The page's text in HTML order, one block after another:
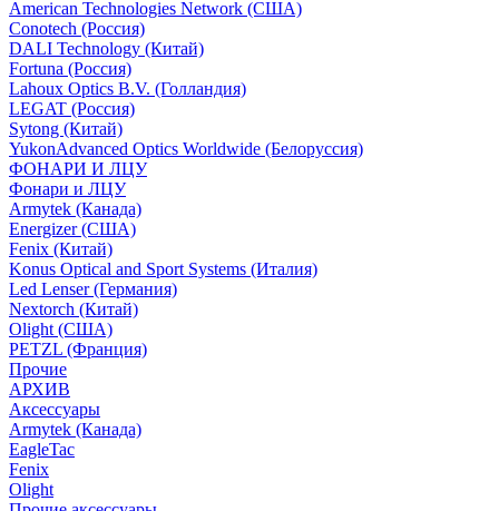
American Technologies Network (США)
Conotech (Россия)
DALI Technology (Китай)
Fortuna (Россия)
Lahoux Optics B.V. (Голландия)
LEGAT (Россия)
Sytong (Китай)
YukonAdvanced Optics Worldwide (Белоруссия)
ФОНАРИ И ЛЦУ
Фонари и ЛЦУ
Armytek (Канада)
Energizer (США)
Fenix (Китай)
Konus Optical and Sport Systems (Италия)
Led Lenser (Германия)
Nextorch (Китай)
Olight (США)
PETZL (Франция)
Прочие
АРХИВ
Аксессуары
Armytek (Канада)
EagleTac
Fenix
Olight